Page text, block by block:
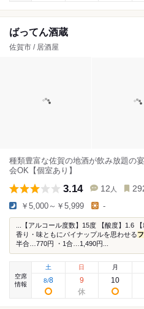
ばってん酒蔵
佐賀市 / 居酒屋
種類豊富な佐賀の地酒が飲み放題の
会OK【個室あり】
3.14 12 人
￥5,000～￥5,999 -
...【アルコール度数】15度 【酸度】1.6
香り・味ともにパイナップルを思わせる
半合…770円 ・1合…1,490円...
空席
情報
土
8/8
日
9
月
10